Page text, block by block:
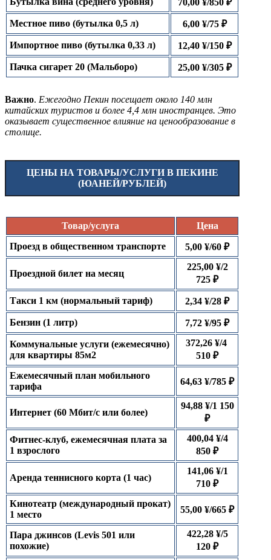
70,00 ¥/850 ₽
Местное пиво (бутылка 0,5 л) 6,00 ¥/75 ₽
Импортное пиво (бутылка 0,33 л) 12,40 ¥/150 ₽
Пачка сигарет 20 (Мальборо) 25,00 ¥/305 ₽
Важно. Ежегодно Пекин посещает около 140 млн
китайских туристов и более 4,4 млн иностранцев. Это
оказывает существенное влияние на ценообразование в
столице.
ЦЕНЫ НА ТОВАРЫ/УСЛУГИ В ПЕКИНЕ
(ЮАНЕЙ/РУБЛЕЙ)
Товар/услуга
Цена
Проезд в общественном транспорте
5,00 ¥/60 ₽
Проездной билет на месяц
225,00 ¥/2
725 ₽
Такси 1 км (нормальный тариф) 2,34 ¥/28 ₽
Бензин (1 литр) 7,72 ¥/95 ₽
Коммунальные услуги (ежемесячно)
для квартиры 85м2
372,26 ¥/4
510 ₽
Ежемесячный план мобильного
тарифа
64,63 ¥/785 ₽
Интернет (60 Мбит/с или более)
94,88 ¥/1 150
₽
Фитнес-клуб, ежемесячная плата за
1 взрослого
400,04 ¥/4
850 ₽
Аренда теннисного корта (1 час)
141,06 ¥/1
710 ₽
Кинотеатр (международный прокат)
1 место
55,00 ¥/665 ₽
Пара джинсов (Levis 501 или
похожие)
422,28 ¥/5
120 ₽